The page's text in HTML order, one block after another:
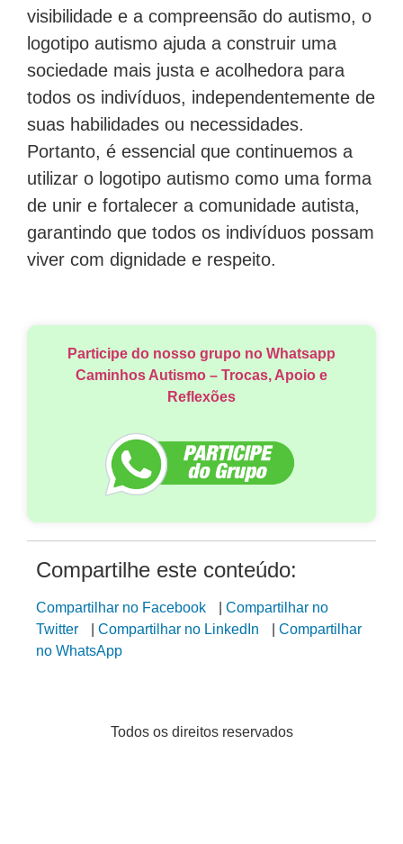
visibilidade e a compreensão do autismo, o
logotipo autismo ajuda a construir uma
sociedade mais justa e acolhedora para
todos os indivíduos, independentemente de
suas habilidades ou necessidades.
Portanto, é essencial que continuemos a
utilizar o logotipo autismo como uma forma
de unir e fortalecer a comunidade autista,
garantindo que todos os indivíduos possam
viver com dignidade e respeito.
Participe do nosso grupo no Whatsapp
Caminhos Autismo – Trocas, Apoio e
Reflexões
Compartilhe este conteúdo:
Compartilhar no Facebook
Compartilhar no
Twitter
Compartilhar no LinkedIn
Compartilhar
no WhatsApp
Todos os direitos reservados